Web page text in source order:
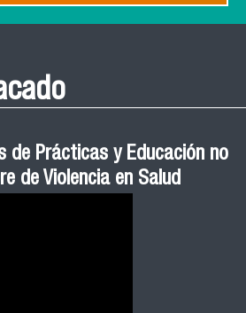
de Prácticas y Educación no
de Violencia en Salud
la III Jornada de Neurociencia
Artificial 2025
abiertas CESIC
Magíster en Salud
2021, 2022 y 2023 FACIMED
de tecnología en el deporte
con la inversión económica”